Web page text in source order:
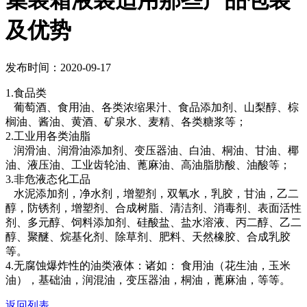
及优势
发布时间：2020-09-17
1.食品类
葡萄酒、食用油、各类浓缩果汁、食品添加剂、山梨醇、棕
榈油、酱油、黄酒、矿泉水、麦精、各类糖浆等；
2.工业用各类油脂
润滑油、润滑油添加剂、变压器油、白油、桐油、甘油、椰
油、液压油、工业齿轮油、蓖麻油、高油脂肪酸、油酸等；
3.非危液态化工品
水泥添加剂，净水剂，增塑剂，双氧水，乳胶，甘油，乙二
醇，防锈剂，增塑剂、合成树脂、清洁剂、消毒剂、表面活性
剂、多元醇、饲料添加剂、硅酸盐、盐水溶液、丙二醇、乙二
醇、聚醚、烷基化剂、除草剂、肥料、天然橡胶、合成乳胶
等。
4.无腐蚀爆炸性的油类液体：诸如： 食用油（花生油，玉米
油），基础油，润混油，变压器油，桐油，蓖麻油，等等。